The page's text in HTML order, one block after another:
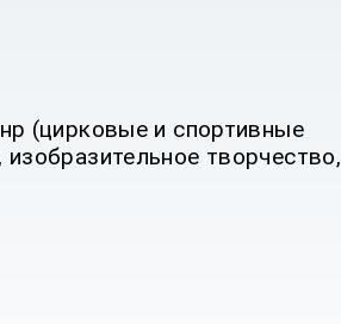
(цирковые и спортивные
творчество,